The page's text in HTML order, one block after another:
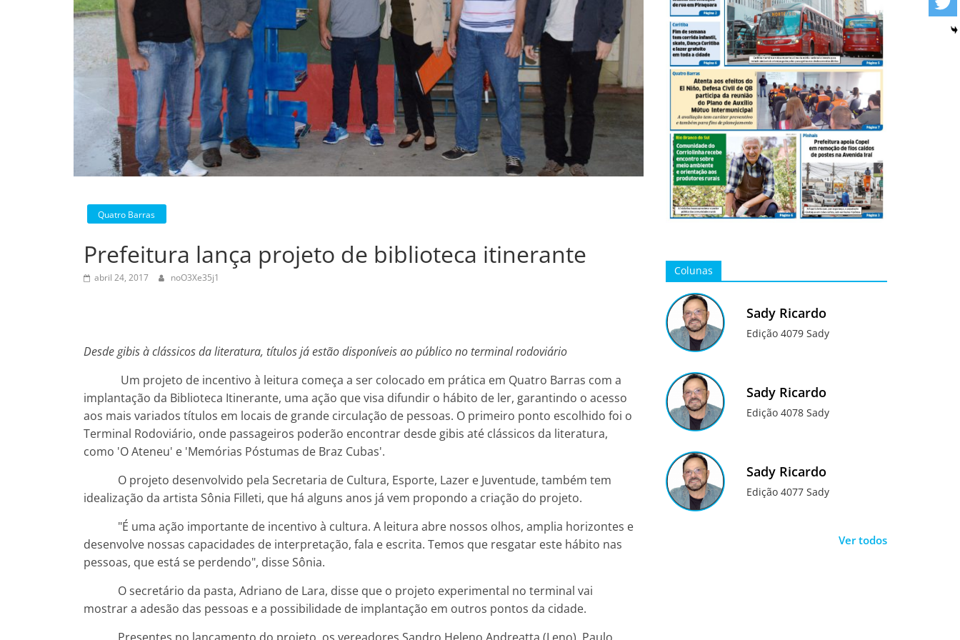
Quatro Barras
Prefeitura lança projeto de biblioteca itinerante
abril 24, 2017 noO3Xe35j1
Desde gibis à clássicos da literatura, títulos já estão disponíveis ao público no terminal rodoviário
Um projeto de incentivo à leitura começa a ser colocado em prática em Quatro Barras com a
implantação da Biblioteca Itinerante, uma ação que visa difundir o hábito de ler, garantindo o acesso
aos mais variados títulos em locais de grande circulação de pessoas. O primeiro ponto escolhido foi o
Terminal Rodoviário, onde passageiros poderão encontrar desde gibis até clássicos da literatura,
como 'O Ateneu' e 'Memórias Póstumas de Braz Cubas'.
O projeto desenvolvido pela Secretaria de Cultura, Esporte, Lazer e Juventude, também tem
idealização da artista Sônia Filleti, que há alguns anos já vem propondo a criação do projeto.
"É uma ação importante de incentivo à cultura. A leitura abre nossos olhos, amplia horizontes e
desenvolve nossas capacidades de interpretação, fala e escrita. Temos que resgatar este hábito nas
pessoas, que está se perdendo", disse Sônia.
O secretário da pasta, Adriano de Lara, disse que o projeto experimental no terminal vai
mostrar a adesão das pessoas e a possibilidade de implantação em outros pontos da cidade.
Colunas
Sady Ricardo
Edição 4079 Sady
Sady Ricardo
Edição 4078 Sady
Sady Ricardo
Edição 4077 Sady
Ver todos